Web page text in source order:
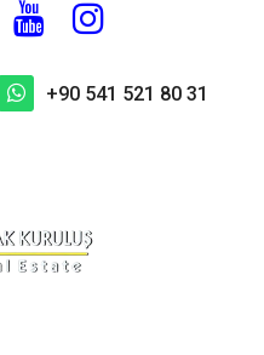
+90 541 521 80 31